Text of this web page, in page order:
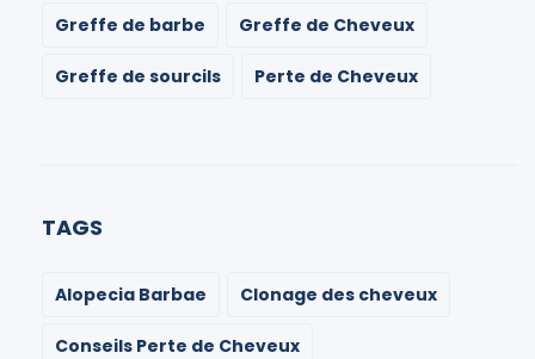
Greffe de barbe Greffe de Cheveux
Greffe de sourcils Perte de Cheveux
TAGS
Alopecia Barbae Clonage des cheveux
Conseils Perte de Cheveux